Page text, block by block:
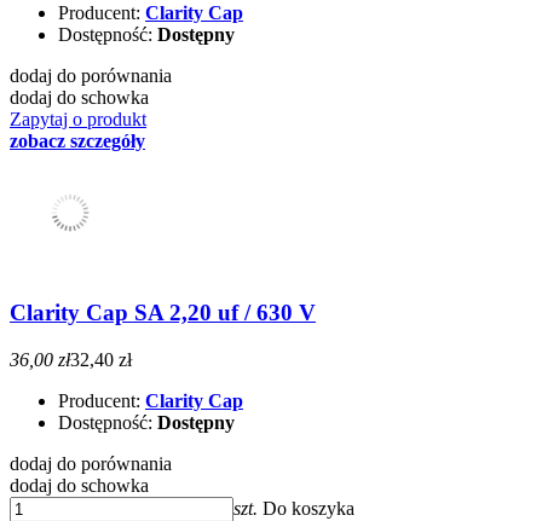
Producent: Clarity Cap
Dostępność: Dostępny
dodaj do porównania
dodaj do schowka
Zapytaj o produkt
zobacz szczegóły
Clarity Cap SA 2,20 uf / 630 V
36,00 zł32,40 zł
Producent: Clarity Cap
Dostępność: Dostępny
dodaj do porównania
dodaj do schowka
szt. Do koszyka